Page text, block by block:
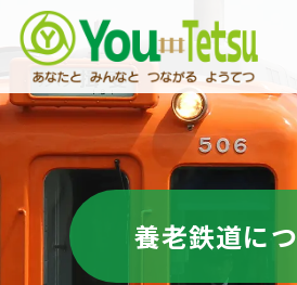
ン
ツ
へ
キ
ー
シ
ョ
に
養老鉄道に